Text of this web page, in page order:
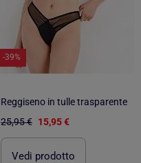
-39%
Reggiseno in tulle trasparente
25,95 € 15,95 €
Vedi prodotto